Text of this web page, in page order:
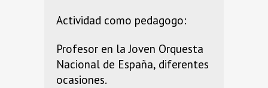
Actividad como pedagogo:
Profesor en la Joven Orquesta
Nacional de España, diferentes
ocasiones.